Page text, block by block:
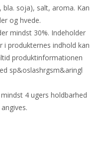
soja), salt, aroma. Kan
og hvede.
mindst 30%. Indeholder
i produkternes indhold kan
produktinformationen
sp&oslashrgsm&aringl
4 ugers holdbarhed